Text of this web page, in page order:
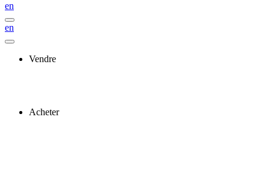
en
en
Vendre
Acheter